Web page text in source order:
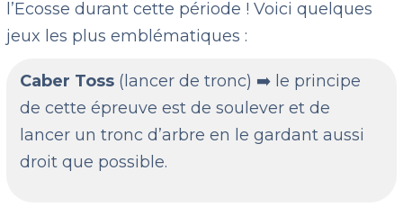
l’Ecosse durant cette période ! Voici quelques
jeux les plus emblématiques :
Caber Toss (lancer de tronc) ➡️ le principe
de cette épreuve est de soulever et de
lancer un tronc d’arbre en le gardant aussi
droit que possible.